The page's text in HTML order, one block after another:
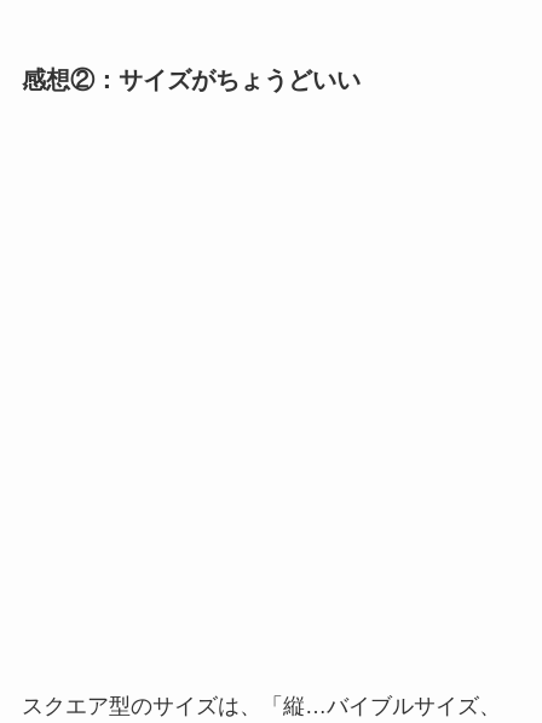
感想②：サイズがちょうどいい
スクエア型のサイズは、「 縦…バイブルサイズ、